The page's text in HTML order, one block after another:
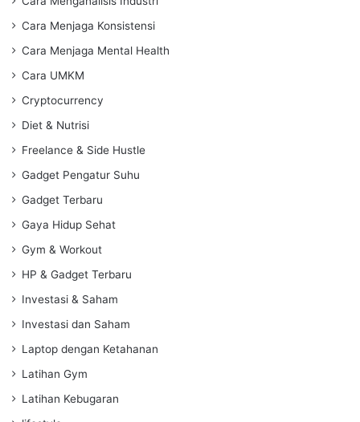
Cara Menjaga Konsistensi
Cara Menjaga Mental Health
Cara UMKM
Cryptocurrency
Diet & Nutrisi
Freelance & Side Hustle
Gadget Pengatur Suhu
Gadget Terbaru
Gaya Hidup Sehat
Gym & Workout
HP & Gadget Terbaru
Investasi & Saham
Investasi dan Saham
Laptop dengan Ketahanan
Latihan Gym
Latihan Kebugaran